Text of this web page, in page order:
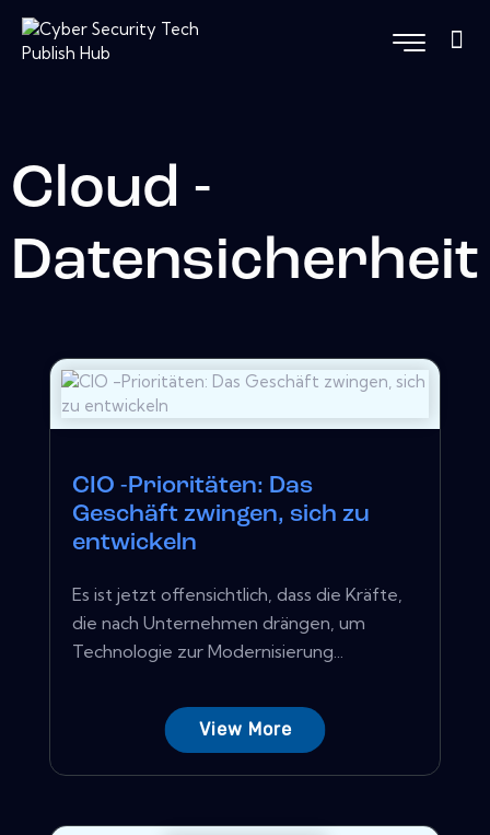
Cloud -
Datensicherheit
CIO -Prioritäten: Das
Geschäft zwingen, sich zu
entwickeln
Es ist jetzt offensichtlich, dass die Kräfte,
die nach Unternehmen drängen, um
Technologie zur Modernisierung...
View More